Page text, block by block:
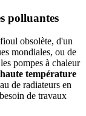
polluantes
obsolète, d'un
mondiales, ou de
pompes à chaleur
température
de radiateurs en
de travaux